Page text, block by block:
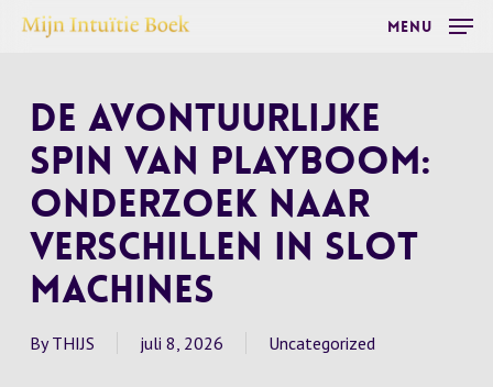
Skip
content
Menu
De Avontuurlijke
Spin van Playboom:
Onderzoek naar
Verschillen in Slot
Machines
By THIJS juli 8, 2026 Uncategorized